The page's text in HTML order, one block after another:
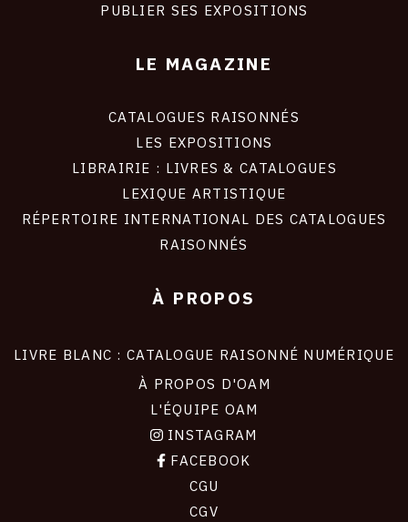
PUBLIER SES EXPOSITIONS
LE MAGAZINE
CATALOGUES RAISONNÉS
LES EXPOSITIONS
LIBRAIRIE : LIVRES & CATALOGUES
LEXIQUE ARTISTIQUE
RÉPERTOIRE INTERNATIONAL DES CATALOGUES
RAISONNÉS
À PROPOS
LIVRE BLANC : CATALOGUE RAISONNÉ NUMÉRIQUE
À PROPOS D'OAM
L'ÉQUIPE OAM
INSTAGRAM
FACEBOOK
CGU
CGV